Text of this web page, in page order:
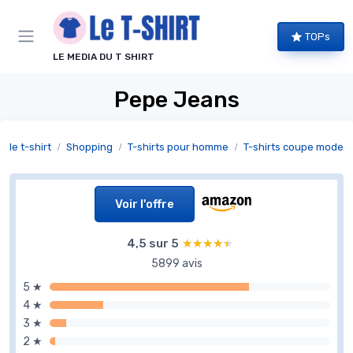
LE MEDIA DU T SHIRT
TOPs
Pepe Jeans
le t-shirt Shopping T-shirts pour homme T-shirts coupe
Voir l'offre
4,5 sur 5 ★★★★★
★★★★★
5899 avis
5 ★
4 ★
3 ★
2 ★
Panneau de gestion des cookies